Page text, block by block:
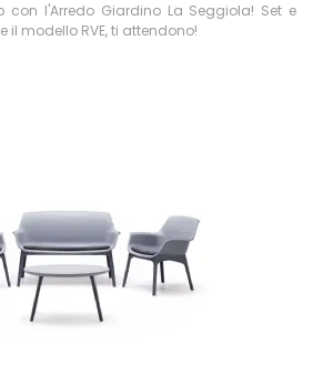
con l'Arredo Giardino La Seggiola! Set e
il modello RVE, ti attendono!